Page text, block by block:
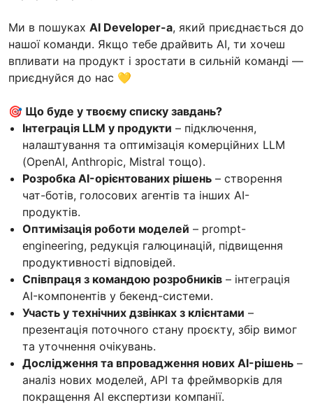
Ми в пошуках AI Developer-а, який приєднається до
нашої команди. Якщо тебе драйвить AI, ти хочеш
впливати на продукт і зростати в сильній команді —
приєднуйся до нас 💛
🎯 Що буде у твоєму списку завдань?
Інтеграція LLM у продукти – підключення,
налаштування та оптимізація комерційних LLM
(OpenAI, Anthropic, Mistral тощо).
Розробка AI-орієнтованих рішень – створення
чат-ботів, голосових агентів та інших AI-
продуктів.
Оптимізація роботи моделей – prompt-
engineering, редукція галюцинацій, підвищення
продуктивності відповідей.
Співпраця з командою розробників – інтеграція
AI-компонентів у бекенд-системи.
Участь у технічних дзвінках з клієнтами –
презентація поточного стану проєкту, збір вимог
та уточнення очікувань.
Дослідження та впровадження нових AI-рішень –
аналіз нових моделей, API та фреймворків для
покращення AI експертизи компанії.